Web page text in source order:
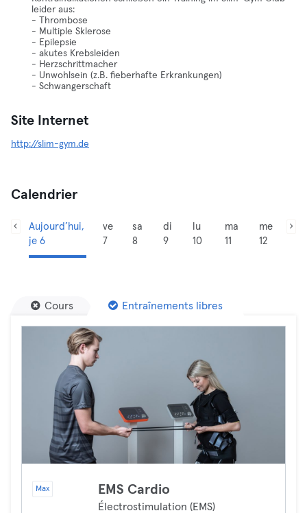
leider aus:
- Thrombose
- Multiple Sklerose
- Epilepsie
- akutes Krebsleiden
- Herzschrittmacher
- Unwohlsein (z.B. fieberhafte Erkrankungen)
- Schwangerschaft
Site Internet
http://slim-gym.de
Calendrier
Aujourd’hui,
je 6
ve
7
sa
8
di
9
lu
10
ma
11
me
12
Cours Entraînements libres
Max EMS Cardio
Électrostimulation (EMS)